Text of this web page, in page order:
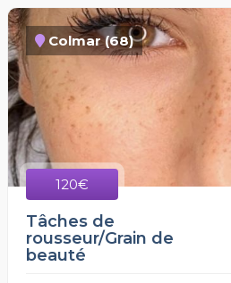
Colmar (68)
120€
Tâches de
rousseur/Grain de
beauté